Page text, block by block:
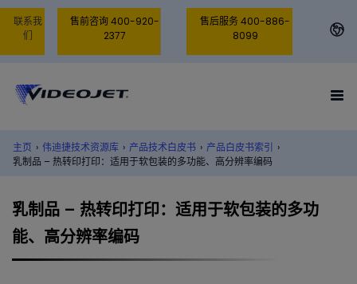
联系我
们
售前咨询 400-920-
2377
售后服务 400-886-
8099
主页 › 伟迪捷技术资源库 › 产品技术白皮书 › 产品白皮书索引
›
乳制品 – 热转印打印：适用于软包装的多功能、高分辨率编码
乳制品 – 热转印打印：适用于软包装的多功
能、高分辨率编码